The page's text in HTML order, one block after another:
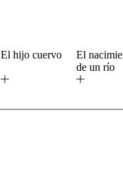
El hijo cuervo
El
de un río